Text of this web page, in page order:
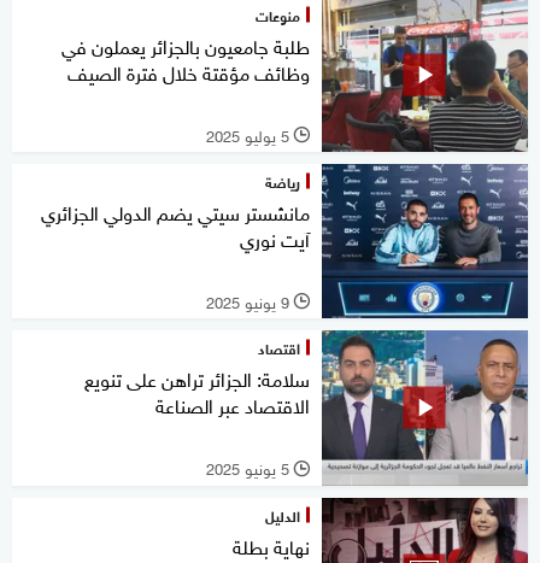
منوعات
طلبة جامعيون بالجزائر يعملون في
وظائف مؤقتة خلال فترة الصيف
l 5 يوليو 2025
رياضة
مانشستر سيتي يضم الدولي الجزائري
آيت نوري
l 9 يونيو 2025
اقتصاد
سلامة: الجزائر تراهن على تنويع
الاقتصاد عبر الصناعة
l 5 يونيو 2025
الدليل
نهاية بطلة